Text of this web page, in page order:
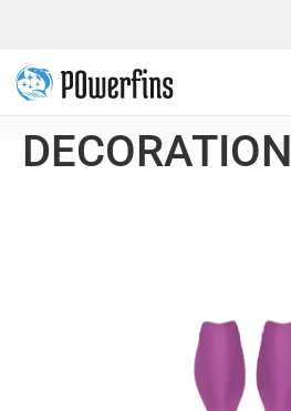
DECORATION